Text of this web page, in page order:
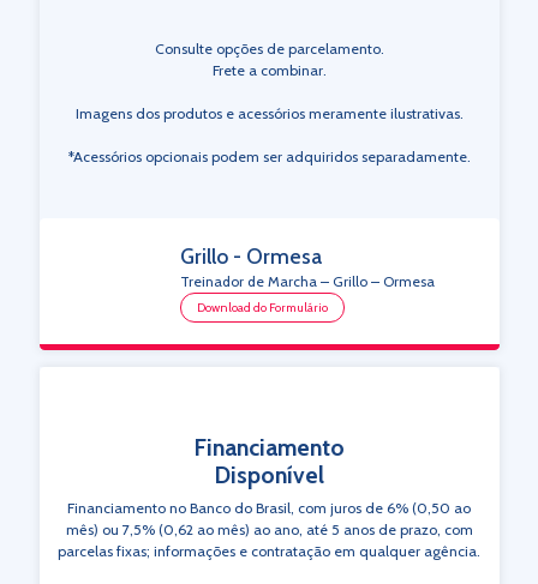
Consulte opções de parcelamento.
Frete a combinar.
Imagens dos produtos e acessórios meramente ilustrativas.
*Acessórios opcionais podem ser adquiridos separadamente.
Grillo - Ormesa
Treinador de Marcha – Grillo – Ormesa
Download do Formulário
Financiamento
Disponível
Financiamento no Banco do Brasil, com juros de 6% (0,50 ao
mês) ou 7,5% (0,62 ao mês) ao ano, até 5 anos de prazo, com
parcelas fixas; informações e contratação em qualquer agência.